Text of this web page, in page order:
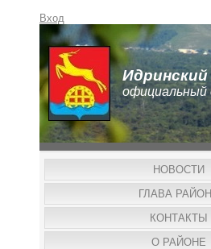
Вход
Идринский
официальный
НОВОСТИ
ГЛАВА
КОНТАКТЫ
О РАЙОНЕ